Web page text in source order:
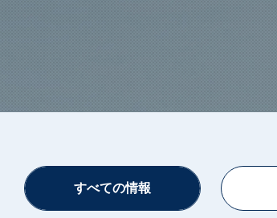
すべての情報